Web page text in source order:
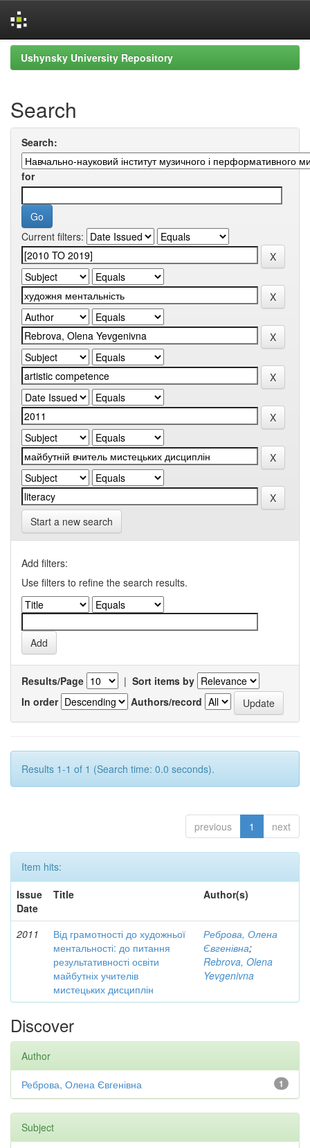
Skip
navigation
Ushynsky University Repository
Search
Search:
for
Current filters:
Start a new search
Add filters:
Use filters to refine the search results.
Results/Page | Sort items by
In order
Authors/record
Results 1-1 of 1 (Search time: 0.0 seconds).
previous 1 next
Item hits:
Issue
Date
Title Author(s)
2011
Від грамотності до художньої
ментальності: до питання
результативності освіти
майбутніх учителів
мистецьких дисциплін
Реброва, Олена
Євгенівна;
Rebrova, Olena
Yevgenivna
Discover
Author
1
Реброва, Олена Євгенівна
Subject